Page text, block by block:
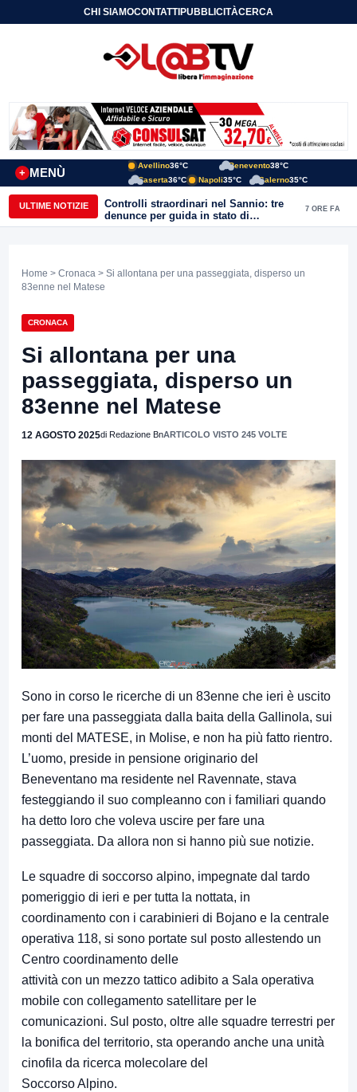
CHI SIAMOCONTATTIPUBBLICITÀCERCA
MENÙ
+
Avellino36°C Benevento38°C
Caserta36°C Napoli35°C Salerno35°C
ULTIME NOTIZIE
Controlli straordinari nel Sannio: tre
denunce per guida in stato di
ebbrezza, un arresto e 1.500 kg di
7 ORE FA
Home > Cronaca > Si allontana per una passeggiata, disperso un
83enne nel Matese
CRONACA
Si allontana per una
passeggiata, disperso un
83enne nel Matese
12 AGOSTO 2025di Redazione BnARTICOLO VISTO 245 VOLTE
Sono in corso le ricerche di un 83enne che ieri è uscito
per fare una passeggiata dalla baita della Gallinola, sui
monti del MATESE, in Molise, e non ha più fatto rientro.
L’uomo, preside in pensione originario del
Beneventano ma residente nel Ravennate, stava
festeggiando il suo compleanno con i familiari quando
ha detto loro che voleva uscire per fare una
passeggiata. Da allora non si hanno più sue notizie.
Le squadre di soccorso alpino, impegnate dal tardo
pomeriggio di ieri e per tutta la nottata, in
coordinamento con i carabinieri di Bojano e la centrale
operativa 118, si sono portate sul posto allestendo un
Centro coordinamento delle
attività con un mezzo tattico adibito a Sala operativa
mobile con collegamento satellitare per le
comunicazioni. Sul posto, oltre alle squadre terrestri per
la bonifica del territorio, sta operando anche una unità
cinofila da ricerca molecolare del
Soccorso Alpino.